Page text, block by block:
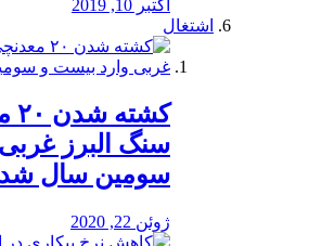
اکتبر 10, 2019
اشتغال
سنگ البرز
سومین سال شد
ژوئن 22, 2020